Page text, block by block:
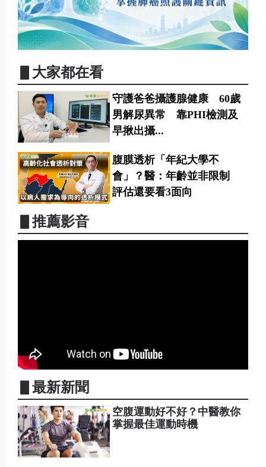
▋大家都在看
守護爸爸攝護腺健康 60歲
男解尿異常 靠PHI檢測及
早揪出攝...
腹膜透析「年紀大學不
會」？醫：年齡並非限制
評估還要看3面向
▋推薦影音
▋最新新聞
空腹運動好不好？中醫教你
掌握最佳運動時機